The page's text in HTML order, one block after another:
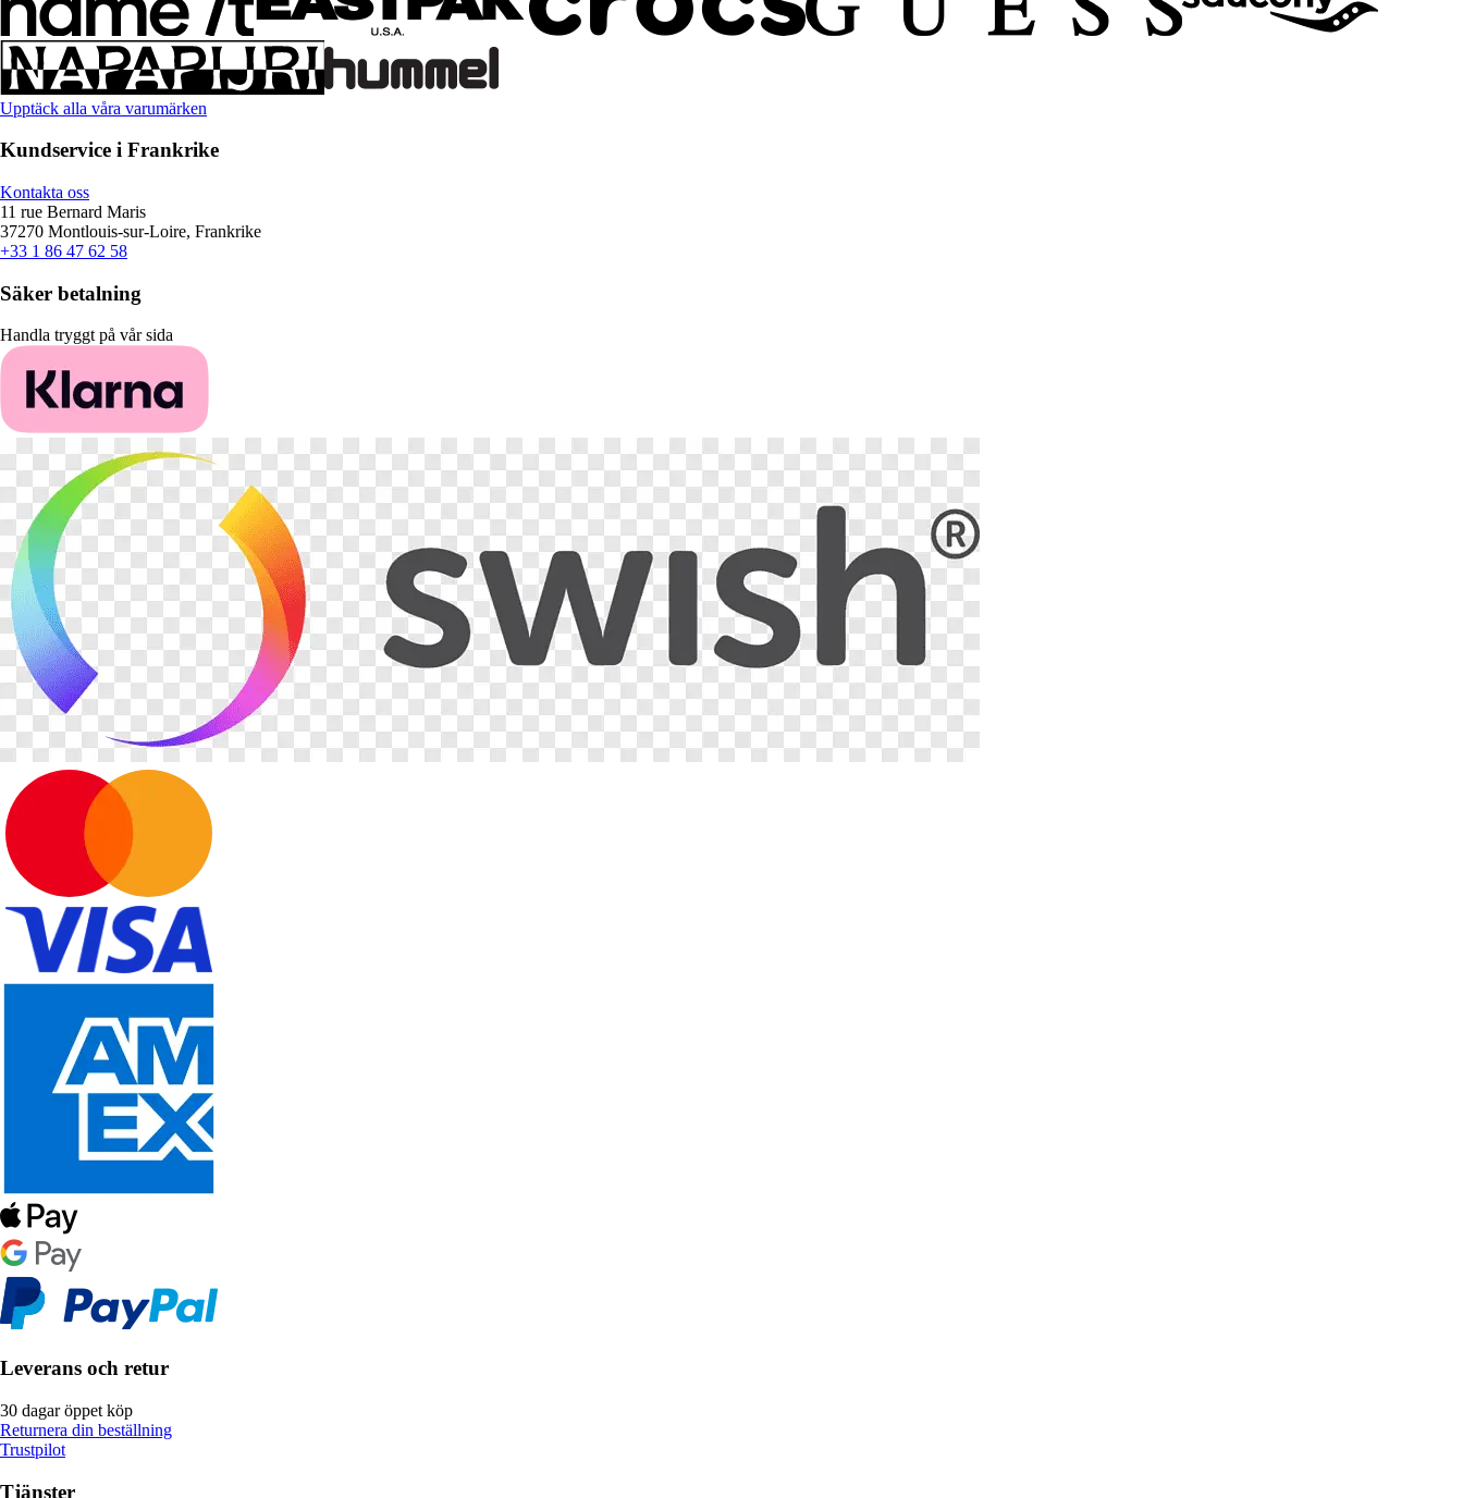
Upptäck alla våra varumärken
Kundservice i Frankrike
Kontakta oss
11 rue Bernard Maris
37270 Montlouis-sur-Loire, Frankrike
+33 1 86 47 62 58
Säker betalning
Handla tryggt på vår sida
Leverans och retur
30 dagar öppet köp
Returnera din beställning
Trustpilot
Tjänster